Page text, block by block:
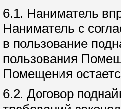
6.1. Наниматель
Наниматель с
в пользование
пользования
Помещения
6.2. Договор